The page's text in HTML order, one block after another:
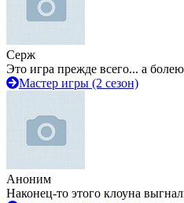
Серж
Это игра прежде всего... а
Мастер игры (2 сезон)
Аноним
Наконец-то этого клоуна